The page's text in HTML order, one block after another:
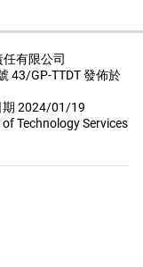
有限公司
43/GP-TTDT 發佈於
期 2024/01/19
Technology Services